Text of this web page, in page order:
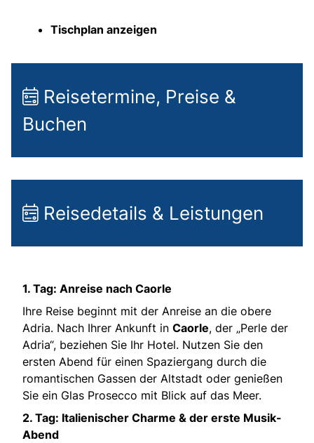
Tischplan anzeigen
Reisetermine, Preise &
Buchen
Reisedetails & Leistungen
1. Tag: Anreise nach Caorle
Ihre Reise beginnt mit der Anreise an die obere
Adria. Nach Ihrer Ankunft in Caorle, der „Perle der
Adria“, beziehen Sie Ihr Hotel. Nutzen Sie den
ersten Abend für einen Spaziergang durch die
romantischen Gassen der Altstadt oder genießen
Sie ein Glas Prosecco mit Blick auf das Meer.
2. Tag: Italienischer Charme & der erste Musik-
Abend